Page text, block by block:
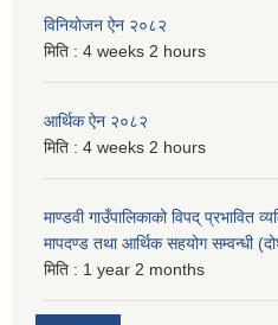
विनियोजन ऐन २०८२
मिति : 4 weeks 2 hours
आर्थिक ऐन २०८२
मिति : 4 weeks 2 hours
माण्डवी गाउँपालिकाको विपद् प्रभावित
मापदण्ड तथा आर्थिक सहयोग सम्वन्धी
मिति : 1 year 2 months